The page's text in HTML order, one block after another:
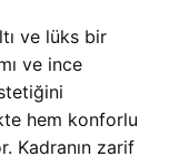
ve lüks bir
ve ince
hem konforlu
Kadranın zarif